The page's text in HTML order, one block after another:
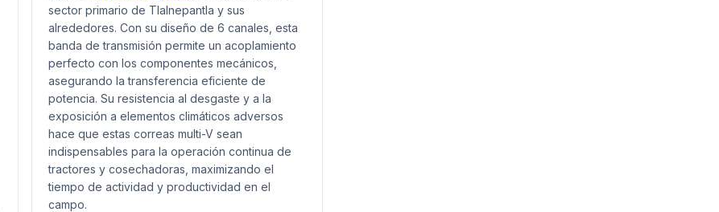
sector primario de Tlalnepantla y sus
alrededores. Con su diseño de 6 canales, esta
banda de transmisión permite un acoplamiento
perfecto con los componentes mecánicos,
asegurando la transferencia eficiente de
potencia. Su resistencia al desgaste y a la
exposición a elementos climáticos adversos
hace que estas correas multi-V sean
indispensables para la operación continua de
tractores y cosechadoras, maximizando el
tiempo de actividad y productividad en el
campo.